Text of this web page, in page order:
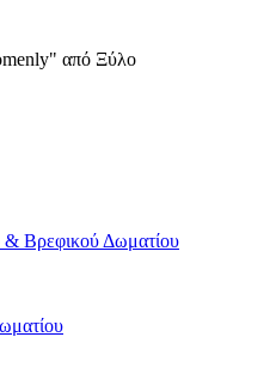
από Ξύλο
& Βρεφικού Δωματίου